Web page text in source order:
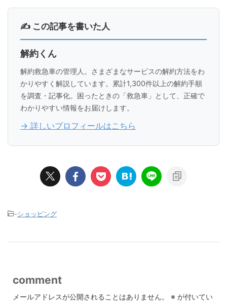
✍ この記事を書いた人
解約くん
解約救急車の管理人。さまざまなサービスの解約方法をわ
かりやすく解説しています。累計1,300件以上の解約手順
を調査・記事化。困ったときの「救急車」として、正確で
わかりやすい情報をお届けします。
→ 詳しいプロフィールはこちら
-ショッピング
comment
メールアドレスが公開されることはありません。 ※ が付いてい